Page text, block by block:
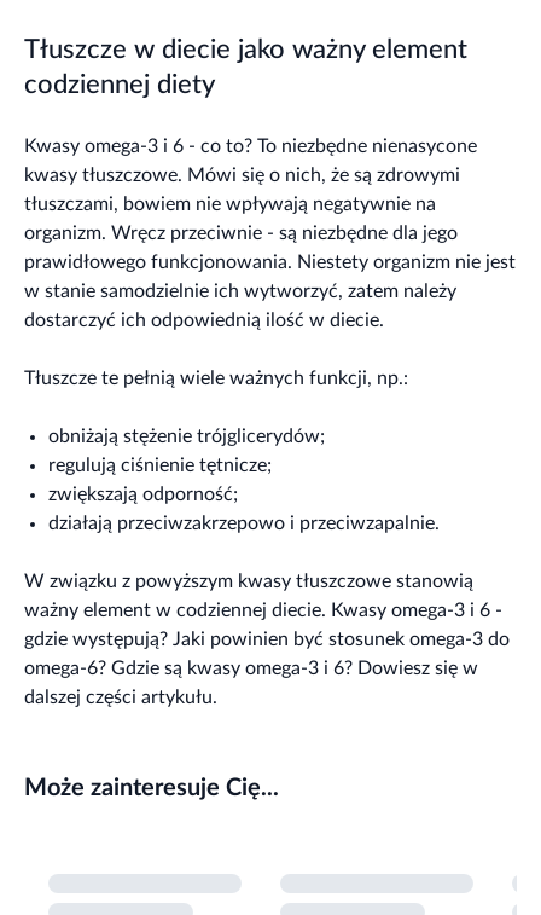
Tłuszcze w diecie jako ważny element
codziennej diety
Kwasy omega-3 i 6 - co to? To niezbędne nienasycone
kwasy tłuszczowe. Mówi się o nich, że są zdrowymi
tłuszczami, bowiem nie wpływają negatywnie na
organizm. Wręcz przeciwnie - są niezbędne dla jego
prawidłowego funkcjonowania. Niestety organizm nie jest
w stanie samodzielnie ich wytworzyć, zatem należy
dostarczyć ich odpowiednią ilość w diecie.
Tłuszcze te pełnią wiele ważnych funkcji, np.:
obniżają stężenie trójglicerydów;
regulują ciśnienie tętnicze;
zwiększają odporność;
działają przeciwzakrzepowo i przeciwzapalnie.
W związku z powyższym kwasy tłuszczowe stanowią
ważny element w codziennej diecie. Kwasy omega-3 i 6 -
gdzie występują? Jaki powinien być stosunek omega-3 do
omega-6? Gdzie są kwasy omega-3 i 6? Dowiesz się w
dalszej części artykułu.
Może zainteresuje Cię...